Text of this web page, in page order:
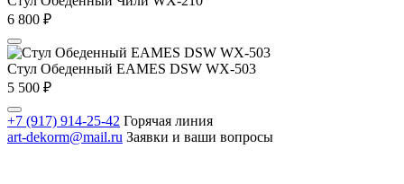
6 800 ₽
Стул Обеденный EAMES DSW WX-503
5 500 ₽
+7 (917) 914-25-42 Горячая линия
art-dekorm@mail.ru Заявки и ваши вопросы